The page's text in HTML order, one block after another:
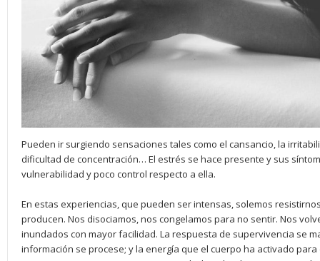
Pueden ir surgiendo sensaciones tales como el cansancio, la
dificultad de concentración… El estrés se hace presente y sus
vulnerabilidad y poco control respecto a ella.
En estas experiencias, que pueden ser intensas, solemos
producen. Nos disociamos, nos congelamos para no sentir. Nos
inundados con mayor facilidad. La respuesta de supervivencia se
información se procese; y la energía que el cuerpo ha activado